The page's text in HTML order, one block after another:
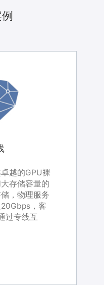
台、人工智能平台、
源和高速
新奇智进行
在运维上的
的集中在核
展。
越的GPU裸
存储容量的
，物理服务
，客
过专线互
源和高速
新奇智进行
在运维上的
的集中在核
展。
越的GPU裸
存储容量的
，物理服务
，客
过专线互